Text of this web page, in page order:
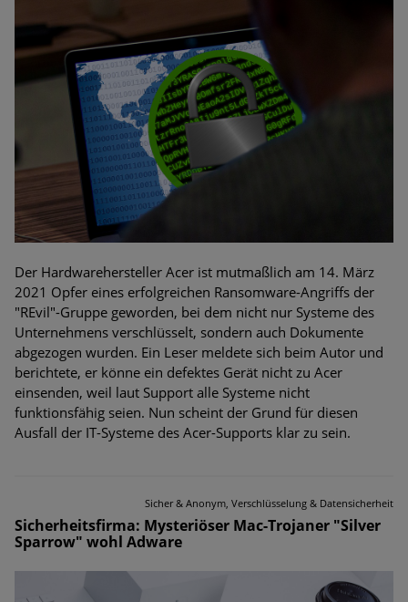
Der Hardwarehersteller Acer ist mutmaßlich am 14. März
2021 Opfer eines erfolgreichen Ransomware-Angriffs der
"REvil"-Gruppe geworden, bei dem nicht nur Systeme des
Unternehmens verschlüsselt, sondern auch Dokumente
abgezogen wurden. Ein Leser meldete sich beim Autor und
berichtete, er könne ein defektes Gerät nicht zu Acer
einsenden, weil laut Support alle Systeme nicht
funktionsfähig seien. Nun scheint der Grund für diesen
Ausfall der IT-Systeme des Acer-Supports klar zu sein.
Sicher & Anonym, Verschlüsselung & Datensicherheit
Sicherheitsfirma: Mysteriöser Mac-Trojaner "Silver
Sparrow" wohl Adware